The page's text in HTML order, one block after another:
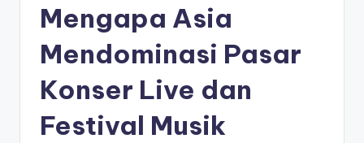
Mengapa Asia
Mendominasi Pasar
Konser Live dan
Festival Musik